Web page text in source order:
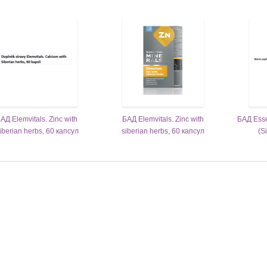
Elemvitals. Zinc with
herbs, 60 капсул
БАД Elemvitals. Zinc with
siberian herbs, 60 капсул
БАД